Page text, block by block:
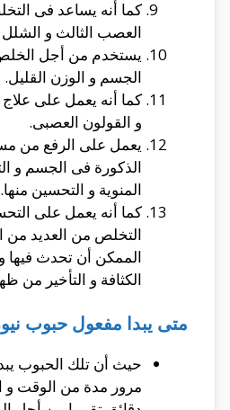
كما أنه يساعد فى
العصب الثالث و
يستخدم من أجل
الجسم و الوزن القليل.
كما أنه يعمل على
و القولون العصبى.
يعمل على الرفع من
الذكورة فى الجسم و
المنوية و التحسين منها.
كما أنه يعمل على
التخلص من العديد من
الممكن أن تحدث فيها
الكثافة و التأخير من
متى يبدا مفعول حبوب
حيث أن تلك الحبوب يبدأ